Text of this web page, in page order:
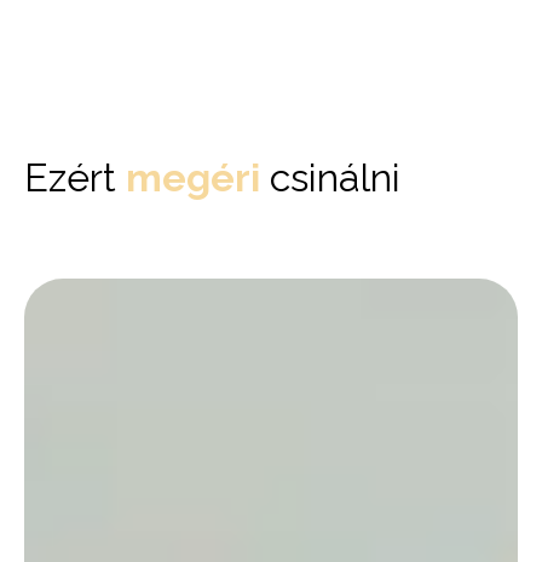
Ezért megéri csinálni